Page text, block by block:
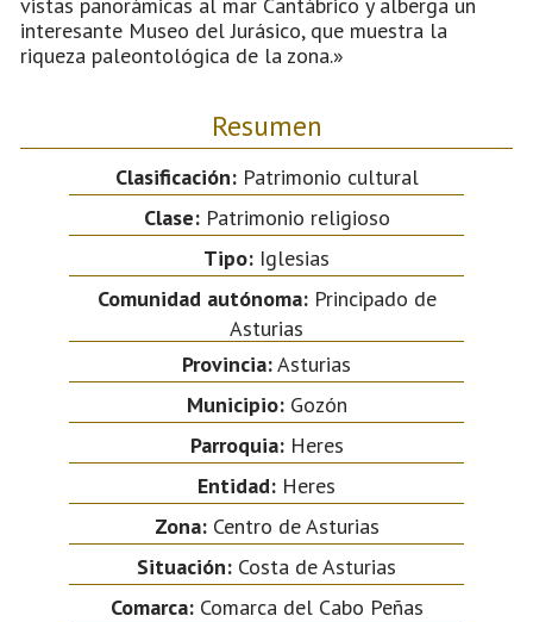
interesante Museo del Jurásico, que muestra la
riqueza paleontológica de la zona.»
Resumen
Clasificación:Patrimonio cultural
Clase:Patrimonio religioso
Tipo: Iglesias
Comunidad autónoma:Principado de
Asturias
Provincia:Asturias
Municipio:Gozón
Parroquia:Heres
Entidad: Heres
Zona:Centro de Asturias
Situación: Costa de Asturias
Comarca:Comarca del Cabo Peñas